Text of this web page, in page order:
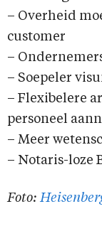
– Overheid
customer
–
– Soepeler
– Flexibelere
personeel
– Meer
– Notaris-loze
Foto: